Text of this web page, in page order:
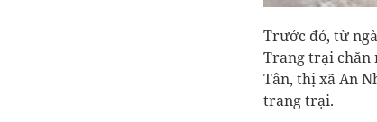
Trước đó, từ
Trang trại chăn
Tân, thị xã An
trang trại.